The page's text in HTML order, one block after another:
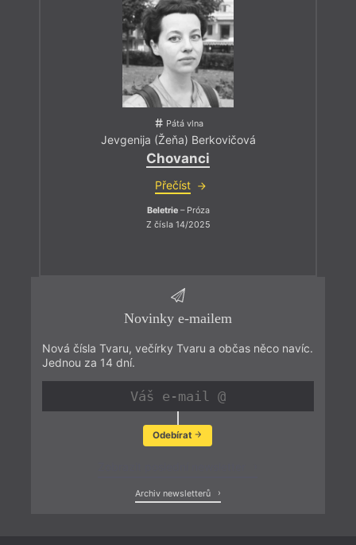
Pátá vlna
Jevgenija (Žeňa) Berkovičová
Chovanci
Přečíst
Beletrie– Próza
Z čísla 14/2025
Novinky e-mailem
Nová čísla Tvaru, večírky Tvaru a občas něco navíc.
Jednou za 14 dní.
Odebírat
Archiv newsletterů